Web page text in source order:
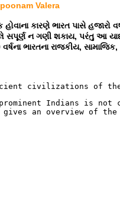
Valera
હોવાના કારણે ભારત પાસે
સપૂર્ણ ન ગણી શકાય, પરંતુ આ
ભારતના રાજકીય,
civilizations of
Indians is
gives an overview